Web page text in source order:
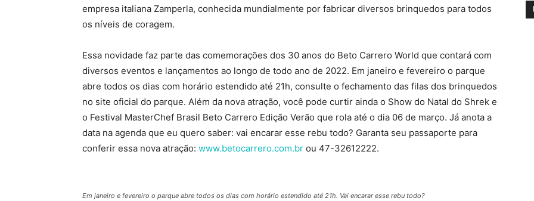
empresa italiana Zamperla, conhecida mundialmente por fabricar diversos brinquedos para todos
os níveis de coragem.
Essa novidade faz parte das comemorações dos 30 anos do Beto Carrero World que contará com
diversos eventos e lançamentos ao longo de todo ano de 2022. Em janeiro e fevereiro o parque
abre todos os dias com horário estendido até 21h, consulte o fechamento das filas dos brinquedos
no site oficial do parque. Além da nova atração, você pode curtir ainda o Show do Natal do Shrek e
o Festival MasterChef Brasil Beto Carrero Edição Verão que rola até o dia 06 de março. Já anota a
data na agenda que eu quero saber: vai encarar esse rebu todo? Garanta seu passaporte para
conferir essa nova atração: www.betocarrero.com.br ou 47-32612222.
Em janeiro e fevereiro o parque abre todos os dias com horário estendido até 21h. Vai encarar esse rebu todo?